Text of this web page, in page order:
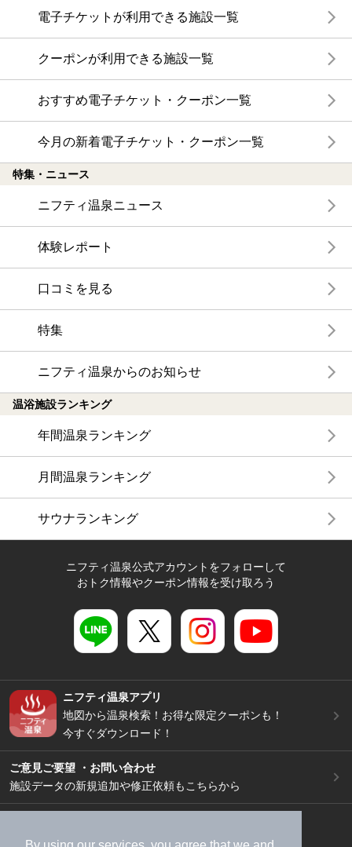
電子チケットが利用できる施設一覧
クーポンが利用できる施設一覧
おすすめ電子チケット・クーポン一覧
今月の新着電子チケット・クーポン一覧
特集・ニュース
ニフティ温泉ニュース
体験レポート
口コミを見る
特集
ニフティ温泉からのお知らせ
温浴施設ランキング
年間温泉ランキング
月間温泉ランキング
サウナランキング
ニフティ温泉公式アカウントをフォローして
おトク情報やクーポン情報を受け取ろう
ニフティ温泉アプリ
地図から温泉検索！お得な限定クーポンも！
今すぐダウンロード！
ご意見ご要望 ・お問い合わせ
施設データの新規追加や修正依頼もこちらから
加盟店募集（資料請求）
広告出稿のご案内